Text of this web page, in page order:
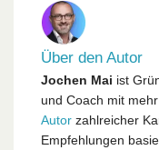
Über den Autor
Jochen Mai ist
und Coach mit
Autor zahlreicher
Empfehlungen